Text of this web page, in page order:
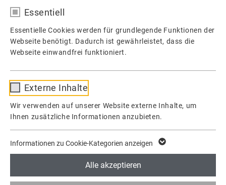
Essentiell
Essentielle Cookies werden für grundlegende Funktionen der
Webseite benötigt. Dadurch ist gewährleistet, dass die
Webseite einwandfrei funktioniert.
Anbieter TYPO3
Laufzeit 1 Woche
Dieses Cookie ist ein Standard-Session-
Cookie von TYPO3. Es speichert im Falle
eines Benutzer-Logins die Session-ID. So
Externe Inhalte
Wir verwenden auf unserer Website externe Inhalte, um
Ihnen zusätzliche Informationen anzubieten.
Informationen zu Cookie-Kategorien anzeigen
Alle akzeptieren
IN ERINNERUNG
Wir sagen einem besonderen Menschen